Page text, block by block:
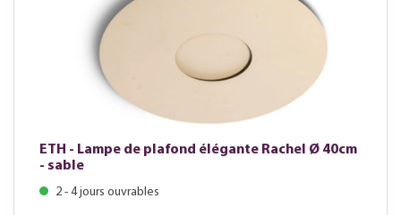
ETH - Lampe de plafond élégante Rachel Ø 40cm
- sable
2 - 4 jours ouvrables